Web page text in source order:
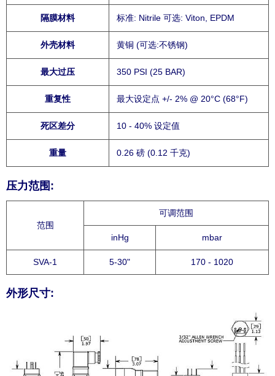
隔膜材料 标准: Nitrile 可选: Viton, EPDM
外壳材料 黄铜 (可选:不锈钢)
最大过压 350 PSI (25 BAR)
重复性 最大设定点 +/- 2% @ 20°C (68°F)
死区差分 10 - 40% 设定值
重量 0.26 磅 (0.12 千克)
压力范围:
范围
可调范围
inHg mbar
SVA-1 5-30" 170 - 1020
外形尺寸: